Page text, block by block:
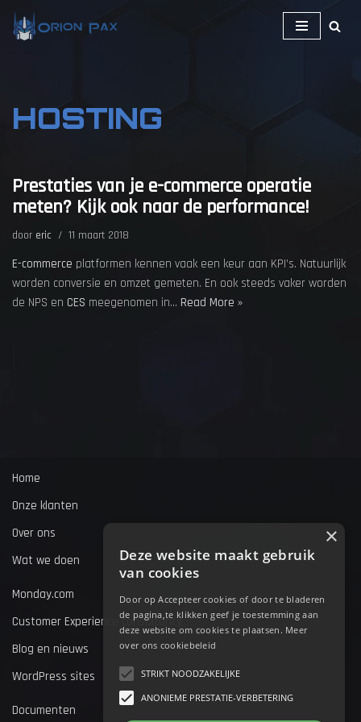
Ga
HOSTING
Prestaties van je e-commerce operatie
meten? Kijk ook naar de performance!
door eric 11 maart 2018
E-commerce platformen kennen vaak een keur aan KPI’s. Natuurlijk
worden conversie en omzet gemeten. En ook steeds vaker worden
de NPS en CES meegenomen in… Read More »
Home
Onze klanten
Over ons
Wat we doen
Monday.com
Customer Experience consultancy
Blog en nieuws
WordPress sites
Documenten
Deze website maakt gebruik
van cookies
Door op Accepteer cookies of door te bladeren
de pagina,te klikken geef je toestemming aan
deze website om cookies te plaatsen. Meer
over ons cookiebeleid
STRIKT NOODZAKELIJKE
ANONIEME PRESTATIE-VERBETERING
×